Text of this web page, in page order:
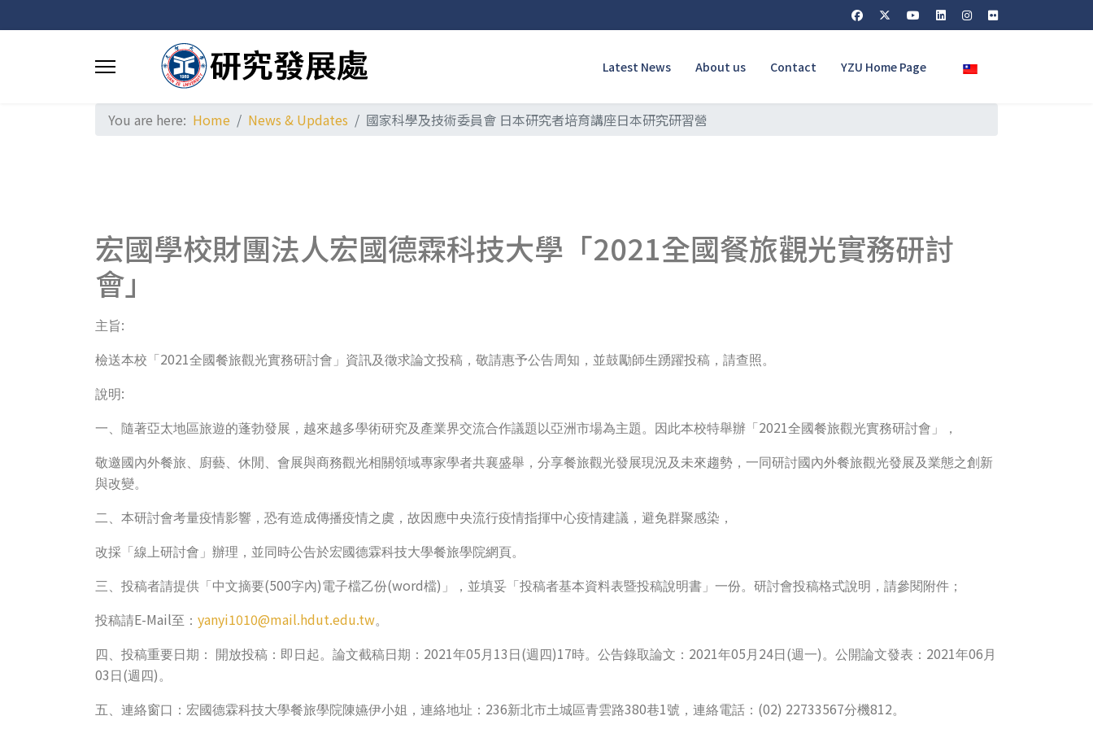
Latest News About us Contact YZU Home Page Select your language
You are here: Home News & Updates 國家科學及技術委員會 日本研究者培育講座日本研究研習營
宏國學校財團法人宏國德霖科技大學「2021全國餐旅觀光實務研討
會」
主旨:
檢送本校「 2021全國餐旅觀光實務研討會」資訊及徵求論文投稿，敬請惠予公告周知，並鼓勵師生踴躍投稿，請查照。
說明:
一、隨著亞太地區旅遊的蓬勃發展，越來越多學術研究及產業界交流合作議題以亞洲市場為主題。因此本校特舉辦「 2021全國餐旅觀光實務研討會」，
敬邀國內外餐旅、廚藝、休閒、會展與商務觀光相關領域專家學者共襄盛舉， 分享餐旅觀光發展現況及未來趨勢，一同研討國內外餐旅觀光發展及業態之創新
與改變。
二、本研討會考量疫情影響，恐有造成傳播疫情之虞，故因應中央流行疫情指揮中心疫情建議，避免群聚感染，
改採「線上研討會」辦理， 並同時公告於宏國德霖科技大學餐旅學院網頁。
三、投稿者請提供「中文摘要(500字內)電子檔乙份(word檔) 」，並填妥「投稿者基本資料表暨投稿說明書」一份。研討會投稿格式說明，請參閱附件；
投稿請E-Mail至： yanyi1010@mail.hdut.edu.tw。
四、投稿重要日期： 開放投稿：即日起。論文截稿日期： 2021年05 月 13 日 (週四)17時。公告錄取論文： 2021年05 月 24日 (週一) 。公開論文發表： 2021年06 月
03 日 (週四) 。
五、連絡窗口：宏國德霖科技大學餐旅學院陳嬿伊小姐，連絡地址： 236新北市土城區青雲路380巷1號，連絡電話： (02) 22733567分機812。